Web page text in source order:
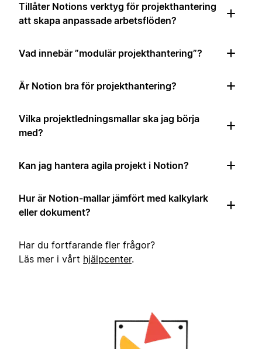
Tillåter Notions verktyg för projekthantering
att skapa anpassade arbetsflöden?
Vad innebär ”modulär projekthantering”?
Är Notion bra för projekthantering?
Vilka projektledningsmallar ska jag börja
med?
Kan jag hantera agila projekt i Notion?
Hur är Notion-mallar jämfört med kalkylark
eller dokument?
Har du fortfarande fler frågor?
Läs mer i vårt hjälpcenter.